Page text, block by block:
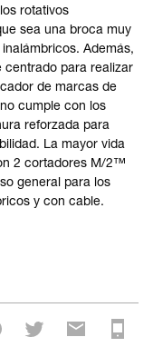
rotativos
sea una broca muy
Además,
para realizar
de marcas de
cumple con los
reforzada para
La mayor vida
2 cortadores M/2™
general para los
y con cable.